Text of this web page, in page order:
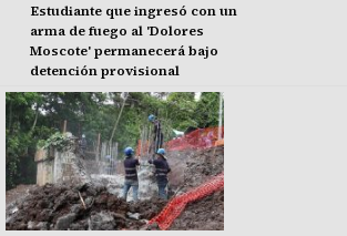
Estudiante que ingresó con un
arma de fuego al 'Dolores
Moscote' permanecerá bajo
detención provisional